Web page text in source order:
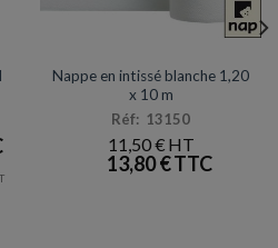
Nappe en intissé blanche 1,20
x 10 m
Réf: 13150
11,50€
13,80€